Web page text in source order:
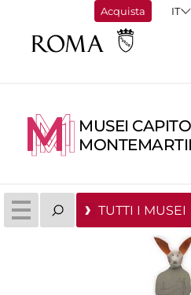
Acquista
MUSEI
TUTTI I MUSEI